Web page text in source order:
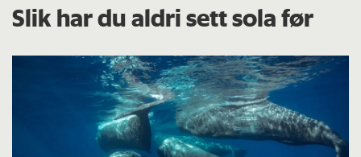
Slik har du aldri sett sola før